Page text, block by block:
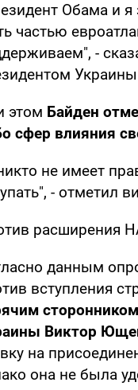
Обама и я
частью
-
этом Байден
сфер влияния
не имеет
- отметил
расширения
данным
вступления
Виктор
на
она не была